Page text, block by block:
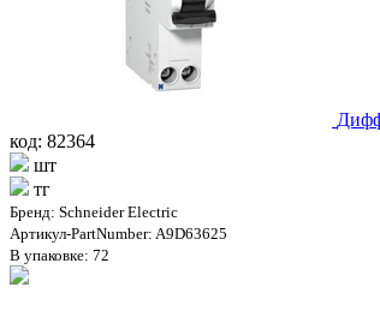
код: 82364
шт
тг
Бренд: Schneider Electric
Артикул-PartNumber: A9D63625
В упаковке: 72